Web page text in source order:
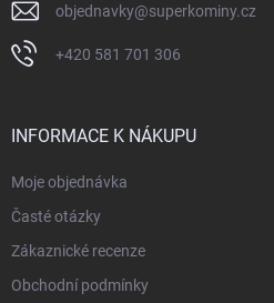
objednavky@superkominy.cz
+420 581 701 306
INFORMACE K NÁKUPU
Moje objednávka
Časté otázky
Zákaznické recenze
Obchodní podmínky